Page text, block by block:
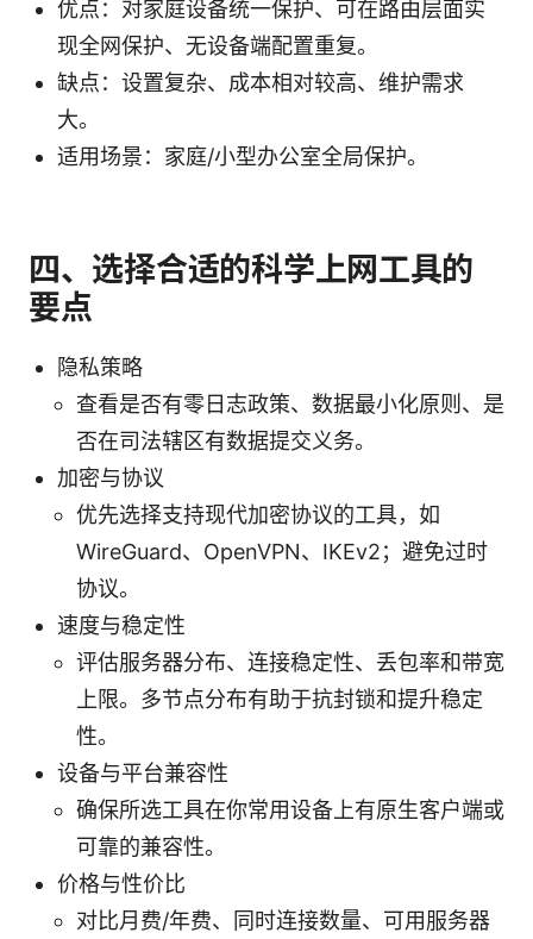
优点：对家庭设备统一保护、可在路由层面实
现全网保护、无设备端配置重复。
缺点：设置复杂、成本相对较高、维护需求
大。
适用场景：家庭/小型办公室全局保护。
四、选择合适的科学上网工具的
要点
隐私策略
查看是否有零日志政策、数据最小化原则、是
否在司法辖区有数据提交义务。
加密与协议
优先选择支持现代加密协议的工具，如
WireGuard、OpenVPN、IKEv2；避免过时
协议。
速度与稳定性
评估服务器分布、连接稳定性、丢包率和带宽
上限。多节点分布有助于抗封锁和提升稳定
性。
设备与平台兼容性
确保所选工具在你常用设备上有原生客户端或
可靠的兼容性。
价格与性价比
对比月费/年费、同时连接数量、可用服务器